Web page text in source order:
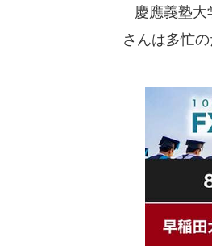
慶應義塾大
さんは多忙